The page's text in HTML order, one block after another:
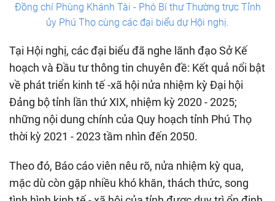
Đồng chí Phùng Khánh Tài - Phó Bí thư Thường trực Tỉnh
ủy Phú Thọ cùng các đại biểu dự Hội nghị.
Tại Hội nghị, các đại biểu đã nghe lãnh đạo Sở Kế
hoạch và Đầu tư thông tin chuyên đề: Kết quả nổi bật
về phát triển kinh tế -xã hội nửa nhiệm kỳ Đại hội
Đảng bộ tỉnh lần thứ XIX, nhiệm kỳ 2020 - 2025;
những nội dung chính của Quy hoạch tỉnh Phú Thọ
thời kỳ 2021 - 2023 tầm nhìn đến 2050.
Theo đó, Báo cáo viên nêu rõ, nửa nhiệm kỳ qua,
mặc dù còn gặp nhiều khó khăn, thách thức, song